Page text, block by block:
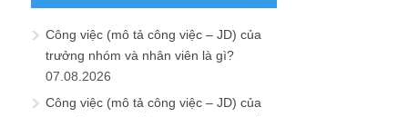
Công việc (mô tả công việc – JD) của
trưởng nhóm và nhân viên là gì?
07.08.2026
Công việc (mô tả công việc – JD) của